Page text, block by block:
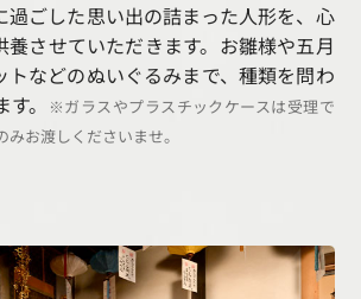
ごした思い出の詰まった人形を、 心
させていただきます。 お雛様や五月
トなどのぬいぐるみまで、 種類を問わ
。
※ガラスやプラスチックケースは受理で
みお渡しくださいませ。